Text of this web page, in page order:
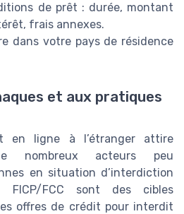
de prêt : durée, montant
frais annexes.
dans votre pays de résidence
et aux pratiques
en ligne à l’étranger attire
nombreux acteurs peu
en situation d’interdiction
FICP/FCC sont des cibles
offres de crédit pour interdit